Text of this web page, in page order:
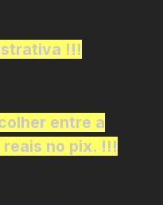
!!!
entre a
reais no pix. !!!